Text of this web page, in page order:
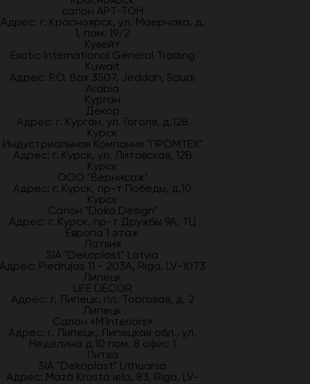
салон АРТ-ТОН
Адрес: г. Красноярск, ул. Маерчака, д.
1, пом. 19/2
Кувейт
Exotic International General Trading
Kuwait
Адрес: P.O. Box 3507, Jeddah, Saudi
Arabia
Курган
Декор
Адрес: г. Курган, ул. Гоголя, д.128
Курск
Индустриальная Компания "ПРОМТЕХ"
Адрес: г. Курск, ул. Литовская, 12В
Курск
ООО "Вернисаж"
Адрес: г. Курск, пр-т Победы, д.10
Курск
Салон "Doka Design"
Адрес: г. Курск, пр-т Дружбы 9А, ТЦ
Европа 1 этаж
Латвия
SIA "Dekoplast" Latvia
Адрес: Piedrujas 11 - 203A, Riga, LV-1073
Липецк
LIFE DÉCOR
Адрес: г. Липецк, пл. Торговая, д. 2
Липецк
Салон «M`Interiors»
Адрес: г. Липецк, Липецкая обл., ул.
Неделина д.10 пом. 8 офис 1
Литва
SIA "Dekoplast" Lithuania
Адрес: Mazā Krasta iela, 83, Rīga, LV-